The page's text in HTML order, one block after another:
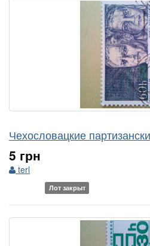
Чехословацкие
5 грн
terl
Лот закрыт